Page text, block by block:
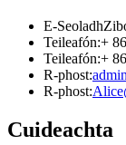
E-Seoladh
Teileafón:+
Teileafón:+
R-phost:
R-phost:
Cuideachta